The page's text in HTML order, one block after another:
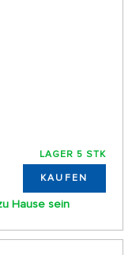
LAGER 5 STK
KAUFEN
Hause sein